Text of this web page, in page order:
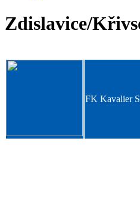
Zdislavice/
FK Kavalier